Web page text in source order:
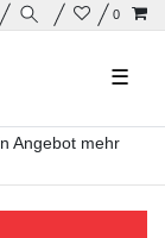
0
☰
Angebot mehr